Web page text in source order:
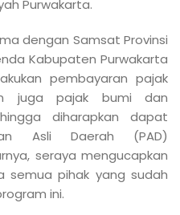
Purwakarta.
dengan Samsat Provinsi
Kabupaten Purwakarta
pembayaran pajak
juga pajak bumi dan
diharapkan dapat
Asli Daerah (PAD)
seraya mengucapkan
semua pihak yang sudah
ini.